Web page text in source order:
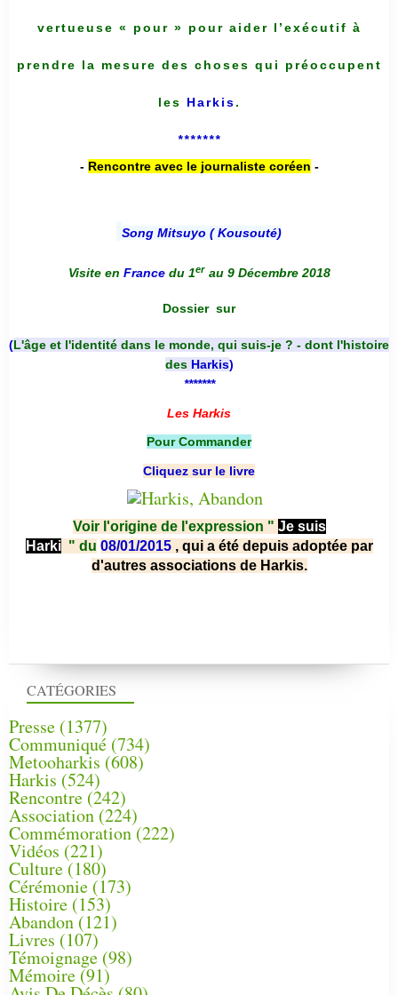
CATÉGORIES
Presse (1377)
Communiqué (734)
Metooharkis (608)
Harkis (524)
Rencontre (242)
Association (224)
Commémoration(222)
Vidéos (221)
Culture(180)
Cérémonie (173)
Histoire (153)
Abandon(121)
Livres (107)
Témoignage (98)
Mémoire (91)
vertueuse « pour » pour aider l’exécutif à
prendre la mesure des choses qui préoccupent
les Harkis.
*******
- Rencontre avec le journaliste coréen -
Song Mitsuyo ( Kousouté)
Visite en France du 1er au 9 Décembre 2018
Dossier sur
(L'âge et l'identité dans le monde, qui suis-je ? - dont l'histoire
des Harkis)
*******
Les Harkis
Pour Commander
Cliquez sur le livre
Voir l'origine de l'expression " Je suis
Harki " du 08/01/2015 , qui a été depuis adoptée par
d'autres associations de Harkis.